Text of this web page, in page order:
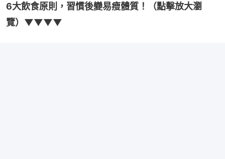
6大飲食原則，習慣後變易瘦體質！（點擊放大瀏
覽）▼▼▼▼